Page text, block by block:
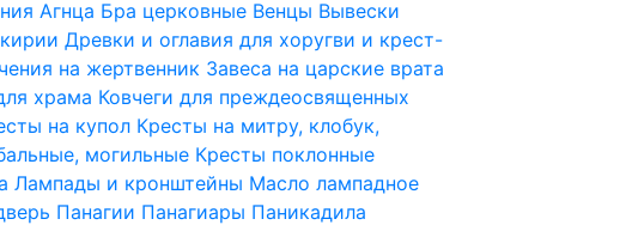
Агнца Бра церковные Венцы Вывески
Древки и оглавия для хоругви и крест-
на жертвенник Завеса на царские врата
храма Ковчеги для преждеосвященных
на купол Кресты на митру, клобук,
могильные Кресты поклонные
Лампады и кронштейны Масло лампадное
Панагии Панагиары Паникадила